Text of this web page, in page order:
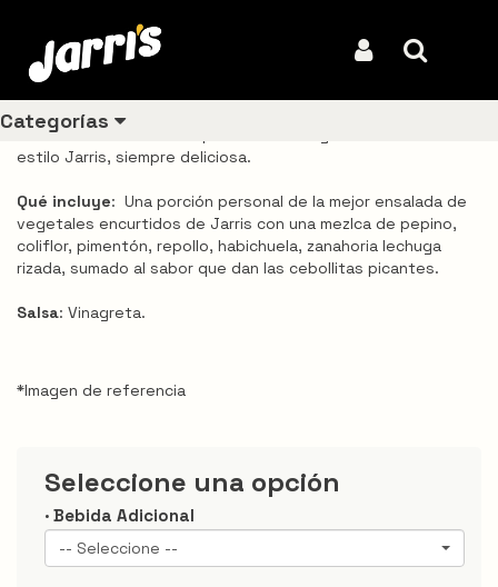
Categorías
Ensalada Jarris
Disfrutaras de la mezcla perfecta de vegetales encurtidos al
estilo Jarris, siempre deliciosa.
Qué incluye: Una porción personal de la mejor ensalada de
vegetales encurtidos de Jarris con una mezlca de pepino,
coliflor, pimentón, repollo, habichuela, zanahoria lechuga
rizada, sumado al sabor que dan las cebollitas picantes.
Salsa: Vinagreta.
*Imagen de referencia
Seleccione una opción
· Bebida Adicional
-- Seleccione --
Ver todos
los
productos
Los
Pollo
Ligeros
Jarris
Hamburguesas